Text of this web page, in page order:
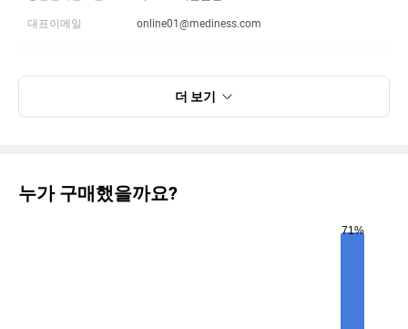
대표이메일 online01@mediness.com
더 보기
누가 구매했을까요?
71%